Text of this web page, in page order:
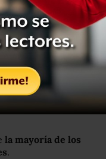
sobre la
niveles de pobreza,
general entra en esta
EE.UU. de 2015.
la mayoría de los
.